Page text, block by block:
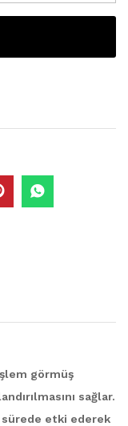
görmüş
sağlar.
sürede etki ederek